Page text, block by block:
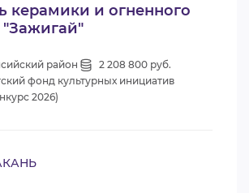
керамики и огненного
"Зажигай"
район
2 208 800 руб.
фонд культурных инициатив
2026)